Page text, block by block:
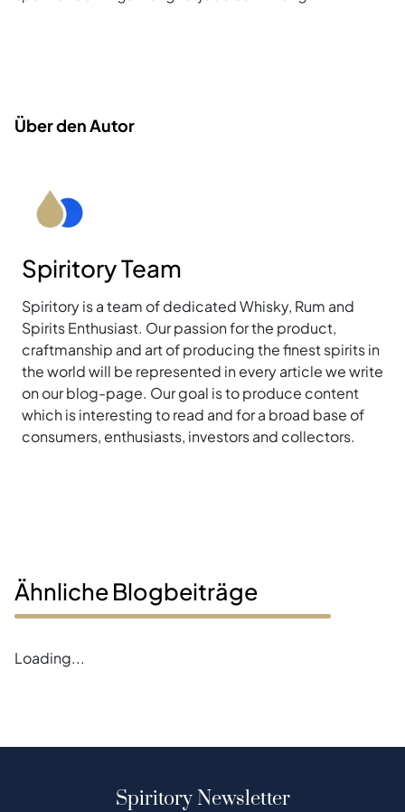
Über den Autor
Spiritory Team
Spiritory is a team of dedicated Whisky, Rum and
Spirits Enthusiast. Our passion for the product,
craftmanship and art of producing the finest spirits in
the world will be represented in every article we write
on our blog-page. Our goal is to produce content
which is interesting to read and for a broad base of
consumers, enthusiasts, investors and collectors.
Ähnliche Blogbeiträge
Loading...
Spiritory Newsletter